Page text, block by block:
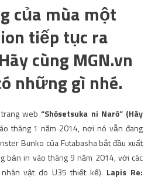
của mùa một
tiếp tục ra
cùng MGN.vn
những gì nhé.
trang web“Shōsetsuka ni Narō” (Hãy
tháng 1 năm 2014, nơi nó vẫn đang
Bunko của Futabasha bắt đầu xuất
bản in vào tháng 9 năm 2014, với các
vật do U35 thiết kế). Lapis Re: